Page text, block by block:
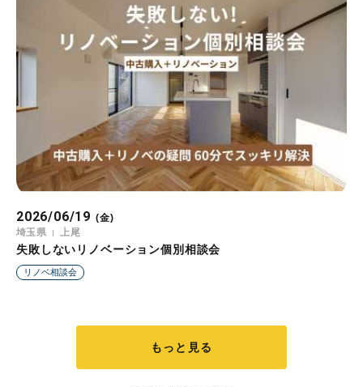
2026/06/19 (金)
埼玉県
上尾
失敗しないリノベーション個別相談会
リノベ相談会
もっと見る